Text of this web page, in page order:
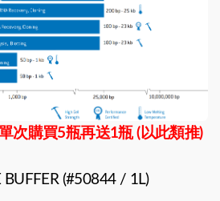
次購買5瓶再送1瓶 (以此類推)
BUFFER (#50844 / 1L)